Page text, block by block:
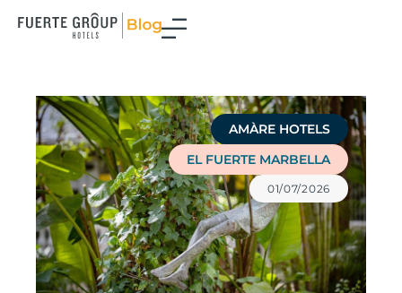
01/07/2026
AMÀRE HOTELS
EL FUERTE MARBELLA